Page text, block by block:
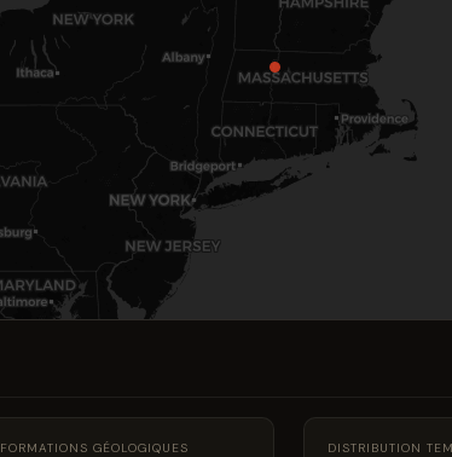
FORMATIONS GÉOLOGIQUES DISTRIBUTION